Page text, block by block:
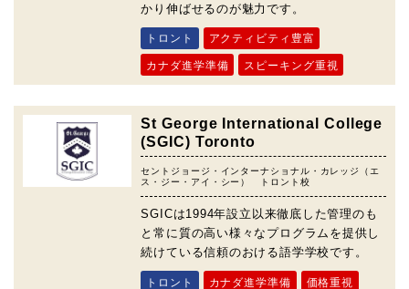
かり伸ばせるのが魅力です。
トロント アクティビティ豊富
カナダ進学準備 スピーキング重視
St George International College
(SGIC) Toronto
セントジョージ・インターナショナル・カレッジ（エ
ス・ジー・アイ・シー） トロント校
SGICは1994年設立以来徹底した管理のも
と常に質の高い様々なプログラムを提供し
続けている信頼のおける語学学校です。
トロント カナダ進学準備 価格重視